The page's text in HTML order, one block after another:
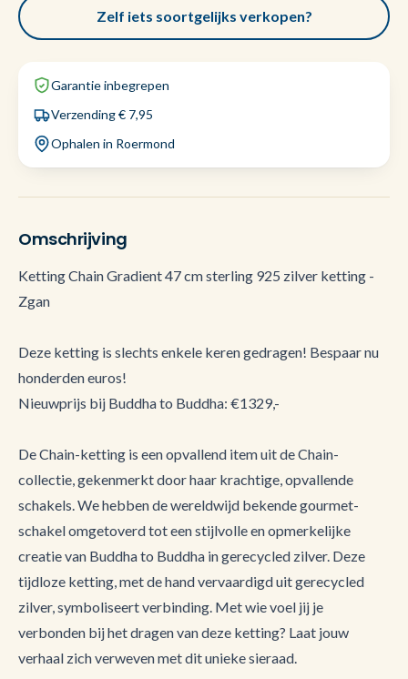
Zelf iets soortgelijks verkopen?
Garantie inbegrepen
Verzending € 7,95
Ophalen in Roermond
Omschrijving
Ketting Chain Gradient 47 cm sterling 925 zilver ketting -
Zgan
Deze ketting is slechts enkele keren gedragen! Bespaar nu
honderden euros!
Nieuwprijs bij Buddha to Buddha: €1329,-
De Chain-ketting is een opvallend item uit de Chain-
collectie, gekenmerkt door haar krachtige, opvallende
schakels. We hebben de wereldwijd bekende gourmet-
schakel omgetoverd tot een stijlvolle en opmerkelijke
creatie van Buddha to Buddha in gerecycled zilver. Deze
tijdloze ketting, met de hand vervaardigd uit gerecycled
zilver, symboliseert verbinding. Met wie voel jij je
verbonden bij het dragen van deze ketting? Laat jouw
verhaal zich verweven met dit unieke sieraad.